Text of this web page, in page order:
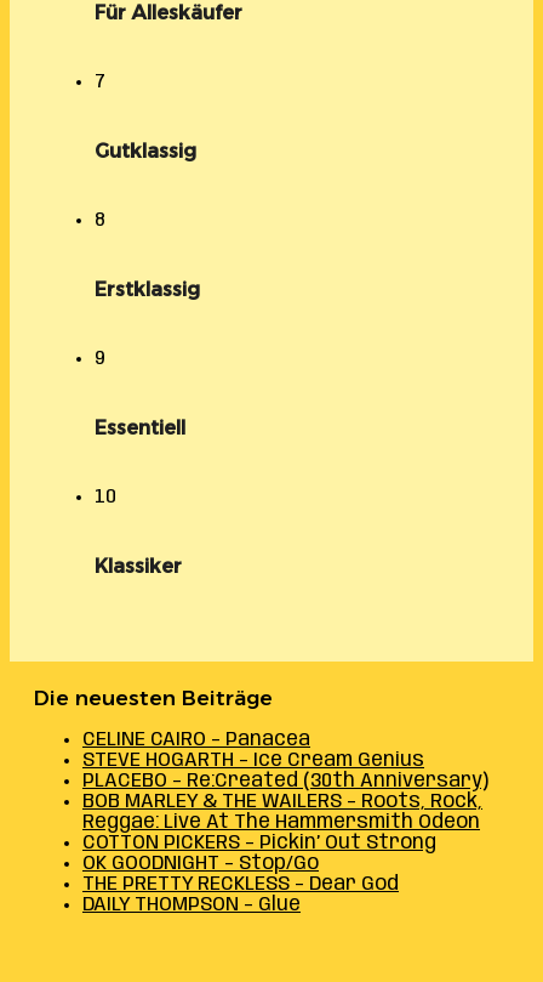
Für Alleskäufer
7
Gutklassig
8
Erstklassig
9
Essentiell
10
Klassiker
Die neuesten Beiträge
CELINE CAIRO – Panacea
STEVE HOGARTH – Ice Cream Genius
PLACEBO – Re:Created (30th Anniversary)
BOB MARLEY & THE WAILERS – Roots, Rock,
Reggae: Live At The Hammersmith Odeon
COTTON PICKERS – Pickin’ Out Strong
OK GOODNIGHT – Stop/Go
THE PRETTY RECKLESS – Dear God
DAILY THOMPSON – Glue